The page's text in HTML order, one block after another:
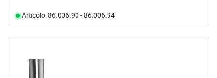
Articolo: 86.006.90 - 86.006.94